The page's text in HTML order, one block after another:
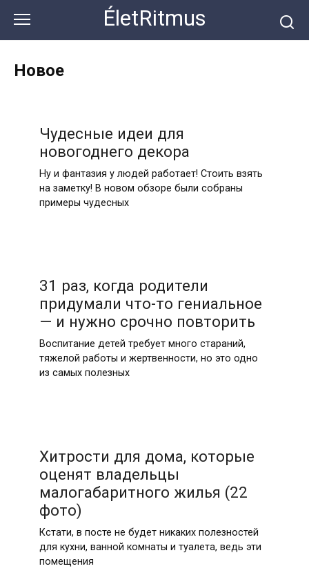
контенту
ÉletRitmus
Новое
Чудесные идеи для
новогоднего декора
Ну и фантазия у людей работает! Стоить взять
на заметку! В новом обзоре были собраны
примеры чудесных
31 раз, когда родители
придумали что-то гениальное
— и нужно срочно повторить
Воспитание детей требует много стараний,
тяжелой работы и жертвенности, но это одно
из самых полезных
Хитрости для дома, которые
оценят владельцы
малогабаритного жилья (22
фото)
Кстати, в посте не будет никаких полезностей
для кухни, ванной комнаты и туалета, ведь эти
помещения